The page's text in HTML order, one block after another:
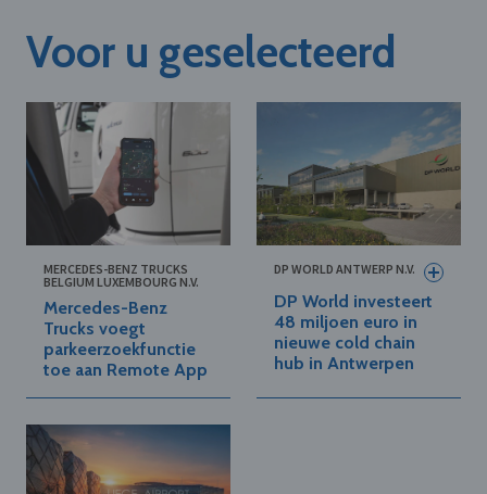
Voor u geselecteerd
MERCEDES-BENZ TRUCKS
BELGIUM LUXEMBOURG N.V.
Mercedes-Benz
Trucks voegt
parkeerzoekfunctie
toe aan Remote App
DP WORLD ANTWERP N.V.
DP World investeert
48 miljoen euro in
nieuwe cold chain
hub in Antwerpen